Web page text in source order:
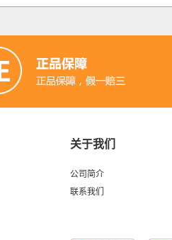
关于我们
公司简介
联系我们